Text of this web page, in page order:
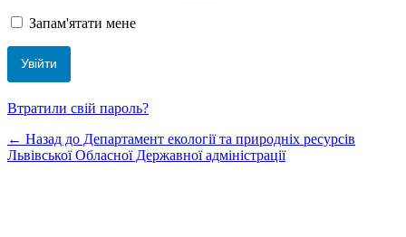
Запам'ятати мене
Втратили свій пароль?
← Назад до Департамент екології та природніх ресурсів
Львівської Обласної Державної адміністрації